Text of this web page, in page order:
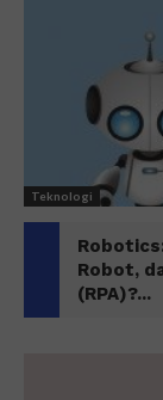
Teknologi
Robot,
(RPA)?...